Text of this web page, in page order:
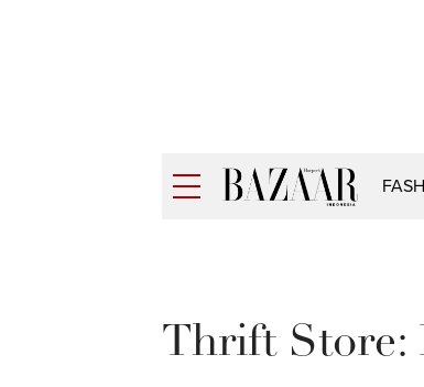
Thrift Store: